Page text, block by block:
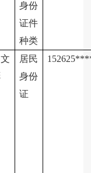
身份
证件
种类
居民
身份
证
152625